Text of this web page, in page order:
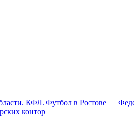
КФЛ. Футбол в Ростове
контор